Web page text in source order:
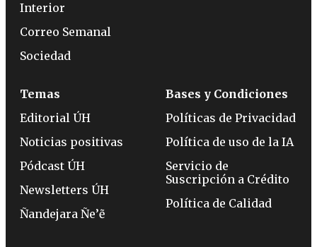
Interior
Correo Semanal
Sociedad
Temas
Editorial ÚH
Noticias positivas
Pódcast ÚH
Newsletters ÚH
Ñandejara Ñe’ẽ
Bases y Condiciones
Políticas de Privacidad
Política de uso de la IA
Servicio de
Suscripción a Crédito
Política de Calidad